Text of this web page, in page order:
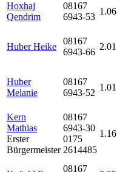
Hoxhaj
Qendrim
08167
6943-53
1.06
Huber Heike
08167
6943-66
2.01
Huber
Melanie
08167
6943-52
1.01
Kern
Mathias
Erster
Bürgermeister
08167
6943-30
0175
2614485
1.16
08167